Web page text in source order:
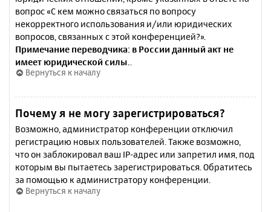
вопрос «С кем можно связаться по вопросу
некорректного использования и/или юридических
вопросов, связанных с этой конференцией?».
Примечание переводчика: в России данный акт не
имеет юридической силы.
Вернуться к началу
Почему я не могу зарегистрироваться?
Возможно, администратор конференции отключил
регистрацию новых пользователей. Также возможно,
что он заблокировал ваш IP-адрес или запретил имя, под
которым вы пытаетесь зарегистрироваться. Обратитесь
за помощью к администратору конференции.
Вернуться к началу